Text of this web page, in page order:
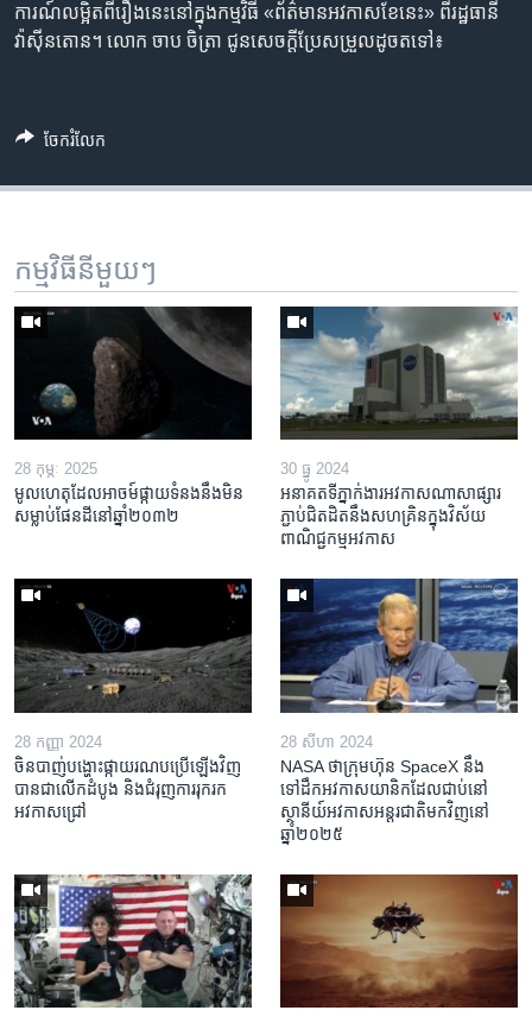
ការណ៍លម្អិតពីរឿងនេះនៅក្នុងកម្មវិធី «ព័ត៌មានអវកាសខែនេះ» ពីរដ្ឋធានី
វ៉ាស៊ីនតោន។ លោក ចាប ចិត្រា ជូនសេចក្តីប្រែសម្រួលដូចតទៅ៖
ចែករំលែក
កម្មវិធី​នីមួយៗ
28 កុម្ភៈ 2025
មូលហេតុដែលអាចម៍ផ្កាយទំនងនឹងមិន
សម្លាប់ផែនដីនៅឆ្នាំ២០៣២
30 ធ្នូ 2024
អនាគត​ទីភ្នាក់ងារ​អវកាស​ណាសា​ផ្សារ
ភ្ជាប់​ជិតដិត​នឹង​សហគ្រិន​ក្នុង​វិស័យ​
ពាណិជ្ជកម្ម​អវកាស
28 កញ្ញា 2024
ចិន​បាញ់​បង្ហោះ​ផ្កាយរណប​ប្រើ​ឡើងវិញ​
បាន​ជា​លើក​ដំបូង និង​ជំរុញ​ការរុករក​
អវកាស​ជ្រៅ
28 សីហា 2024
NASA ថាក្រុមហ៊ុន SpaceX នឹង
ទៅដឹក​អវកាសយានិក​ដែលជាប់​នៅ​
ស្ថានីយ៍​អវកាស​អន្តរជាតិមកវិញ​នៅ​
ឆ្នាំ២០២៥